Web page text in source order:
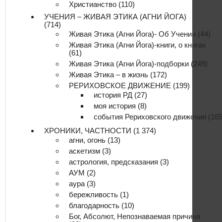
Христианство (110)
УЧЕНИЯ – ЖИВАЯ ЭТИКА (АГНИ ЙОГА)
(714)
Живая Этика (Агни Йога)- Об Учении (44)
Живая Этика (Агни Йога)-книги, о книгах
(61)
Живая Этика (Агни Йога)-подборки (249)
Живая Этика – в жизнь (172)
РЕРИХОВСКОЕ ДВИЖЕНИЕ (199)
история РД (27)
моя история (8)
события Рериховского движения
ХРОНИКИ, ЧАСТНОСТИ (1 374)
агни, огонь (13)
аскетизм (3)
астрология, предсказания (3)
АУМ (2)
аура (3)
бережливость (1)
благодарность (10)
Бог, Абсолют, Непознаваемая причина